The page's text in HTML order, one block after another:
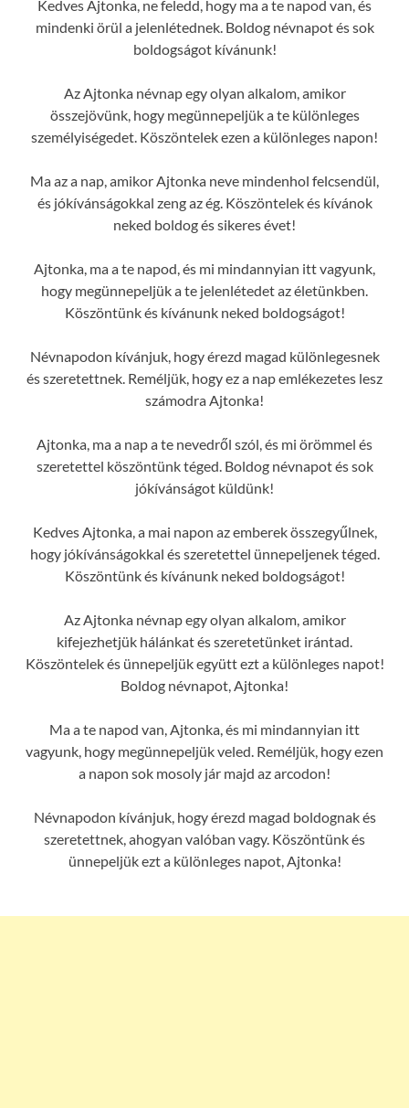
Kedves Ajtonka, ne feledd, hogy ma a te napod van, és
mindenki örül a jelenlétednek. Boldog névnapot és sok
boldogságot kívánunk!
Az Ajtonka névnap egy olyan alkalom, amikor
összejövünk, hogy megünnepeljük a te különleges
személyiségedet. Köszöntelek ezen a különleges napon!
Ma az a nap, amikor Ajtonka neve mindenhol felcsendül,
és jókívánságokkal zeng az ég. Köszöntelek és kívánok
neked boldog és sikeres évet!
Ajtonka, ma a te napod, és mi mindannyian itt vagyunk,
hogy megünnepeljük a te jelenlétedet az életünkben.
Köszöntünk és kívánunk neked boldogságot!
Névnapodon kívánjuk, hogy érezd magad különlegesnek
és szeretettnek. Reméljük, hogy ez a nap emlékezetes lesz
számodra Ajtonka!
Ajtonka, ma a nap a te nevedről szól, és mi örömmel és
szeretettel köszöntünk téged. Boldog névnapot és sok
jókívánságot küldünk!
Kedves Ajtonka, a mai napon az emberek összegyűlnek,
hogy jókívánságokkal és szeretettel ünnepeljenek téged.
Köszöntünk és kívánunk neked boldogságot!
Az Ajtonka névnap egy olyan alkalom, amikor
kifejezhetjük hálánkat és szeretetünket irántad.
Köszöntelek és ünnepeljük együtt ezt a különleges napot!
Boldog névnapot, Ajtonka!
Ma a te napod van, Ajtonka, és mi mindannyian itt
vagyunk, hogy megünnepeljük veled. Reméljük, hogy ezen
a napon sok mosoly jár majd az arcodon!
Névnapodon kívánjuk, hogy érezd magad boldognak és
szeretettnek, ahogyan valóban vagy. Köszöntünk és
ünnepeljük ezt a különleges napot, Ajtonka!